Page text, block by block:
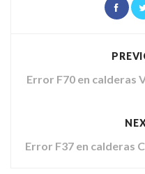
Error F70 en calderas
Error F37 en calderas